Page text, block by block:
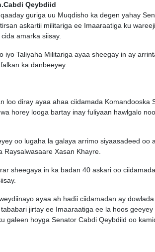
Qeybdiid
guriga uu Muqdisho ka degen yahay
askartii militariga ee Imaaraatiga ku
amarka siisay.
iyo Taliyaha Militariga ayaa sheegay in ay
ka danbeeyey.
loo diray ayaa ahaa ciidamada Komandooska
horey looga bartay inay fuliyaan hawlgalo
oo lugaha la galaya arrimo siyaasadeed oo
Raysalwasaare Xasan Khayre.
sheegaya in ka badan 40 askari oo
ayaa ah hadii ciidamadan ay
jirtay ee Imaaraatiga ee la hoos
galeen hoyga Senator Cabdi Qeybdiid oo